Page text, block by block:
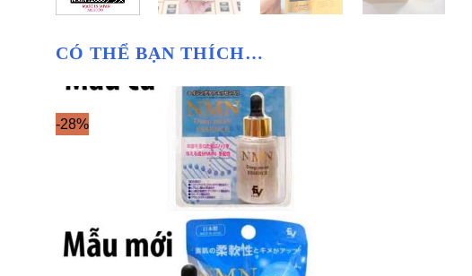
CÓ THỂ BẠN THÍCH…
-28%